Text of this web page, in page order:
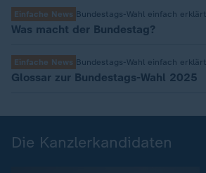
Was macht der Bundestag?
Einfache News Bundestags-Wahl einfach erklärt
Glossar zur Bundestags-Wahl 2025
Einfache News Bundestags-Wahl einfach erklärt
Die Kanzlerkandidaten